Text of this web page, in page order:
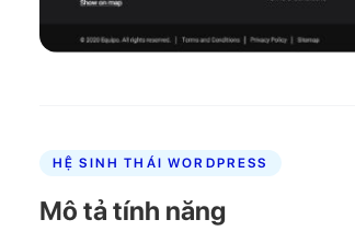
HỆ SINH THÁI WORDPRESS
Mô tả tính năng